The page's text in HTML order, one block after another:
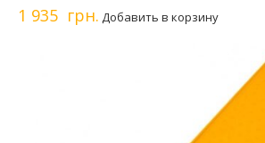
1 935 грн. Добавить в корзину